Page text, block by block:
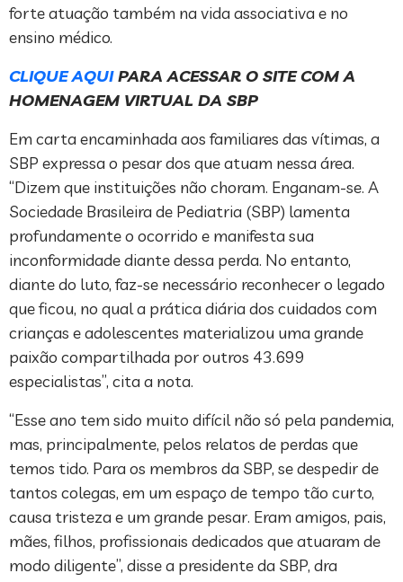
forte atuação também na vida associativa e no
ensino médico.
CLIQUE AQUIPARA ACESSAR O SITE COM A
HOMENAGEM VIRTUAL DA SBP
Em carta encaminhada aos familiares das vítimas, a
SBP expressa o pesar dos que atuam nessa área.
“Dizem que instituições não choram. Enganam-se. A
Sociedade Brasileira de Pediatria (SBP) lamenta
profundamente o ocorrido e manifesta sua
inconformidade diante dessa perda. No entanto,
diante do luto, faz-se necessário reconhecer o legado
que ficou, no qual a prática diária dos cuidados com
crianças e adolescentes materializou uma grande
paixão compartilhada por outros 43.699
especialistas”, cita a nota.
“Esse ano tem sido muito difícil não só pela pandemia,
mas, principalmente, pelos relatos de perdas que
temos tido. Para os membros da SBP, se despedir de
tantos colegas, em um espaço de tempo tão curto,
causa tristeza e um grande pesar. Eram amigos, pais,
mães, filhos, profissionais dedicados que atuaram de
modo diligente”, disse a presidente da SBP, dra